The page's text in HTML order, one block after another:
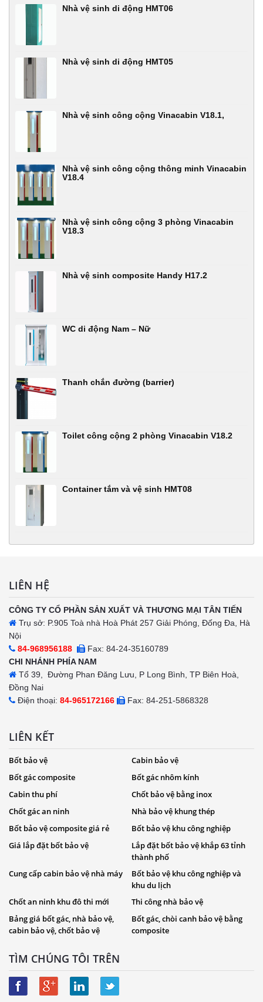
Nhà vệ sinh di động HMT06
Nhà vệ sinh di động HMT05
Nhà vệ sinh công cộng Vinacabin V18.1,
Nhà vệ sinh công cộng thông minh Vinacabin
V18.4
Nhà vệ sinh công cộng 3 phòng Vinacabin
V18.3
Nhà vệ sinh composite Handy H17.2
WC di động Nam – Nữ
Thanh chắn đường (barrier)
Toilet công cộng 2 phòng Vinacabin V18.2
Container tắm và vệ sinh HMT08
LIÊN HỆ
CÔNG TY CỔ PHẦN SẢN XUẤT VÀ THƯƠNG MẠI TÂN TIẾN
Trụ sở: P.905 Toà nhà Hoà Phát 257 Giải Phóng, Đống Đa, Hà
Nội
84-968956188
Fax: 84-24-35160789
CHI NHÁNH PHÍA NAM
Tổ 39, Đường Phan Đăng Lưu, P Long Bình, TP Biên Hoà,
Đồng Nai
Điện thoại: 84-965172166 Fax: 84-251-5868328
LIÊN KẾT
Bốt bảo vệ
Cabin bảo vệ
Bốt gác composite
Bốt gác nhôm kính
Cabin thu phí
Chốt bảo vệ bằng inox
Chốt gác an ninh
Nhà bảo vệ khung thép
Bốt bảo vệ composite giá rẻ
Bốt bảo vệ khu công nghiệp
Giá lắp đặt bốt bảo vệ
Lắp đặt bốt bảo vệ khắp 63 tỉnh
thành phố
Cung cấp cabin bảo vệ nhà máy Bốt bảo vệ khu công nghiệp và
khu du lịch
Chốt an ninh khu đô thi mới
Thi công nhà bảo vệ
Bảng giá bốt gác, nhà bảo vệ,
cabin bảo vệ, chốt bảo vệ
Bốt gác, chòi canh bảo vệ bằng
composite
TÌM CHÚNG TÔI TRÊN